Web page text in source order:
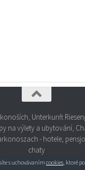
Unterkunft
na výlety a ubytování,
- hotele,
chaty
s uchovávaním cookies, ktoré